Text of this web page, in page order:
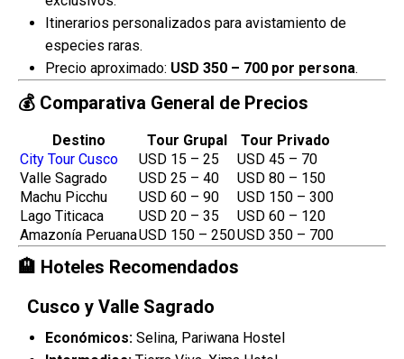
Itinerarios personalizados para avistamiento de
especies raras.
Precio aproximado: USD 350 – 700 por persona.
💰 Comparativa General de Precios
Destino Tour Grupal
Tour Privado
City Tour Cusco
USD 15 – 25
USD 45 – 70
Valle Sagrado
USD 25 – 40
USD 80 – 150
Machu Picchu
USD 60 – 90
USD 150 – 300
Lago Titicaca
USD 20 – 35
USD 60 – 120
Amazonía PeruanaUSD 150 – 250USD 350 – 700
🏨 Hoteles Recomendados
Cusco y Valle Sagrado
Económicos: Selina, Pariwana Hostel